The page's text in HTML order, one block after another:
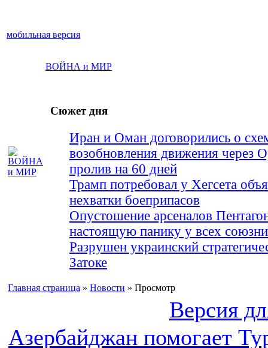
мобильная версия
ВОЙНА и МИР
Сюжет дня
Иран и Оман договорились о
возобновления движения через
пролив на 60 дней
Трамп потребовал у Хегсета
нехватки боеприпасов
Опустошение арсеналов
настоящую панику у всех
Разрушен украинский
Затоке
Главная страница » Новости » Просмотр
Версия
Азербайджан помогает